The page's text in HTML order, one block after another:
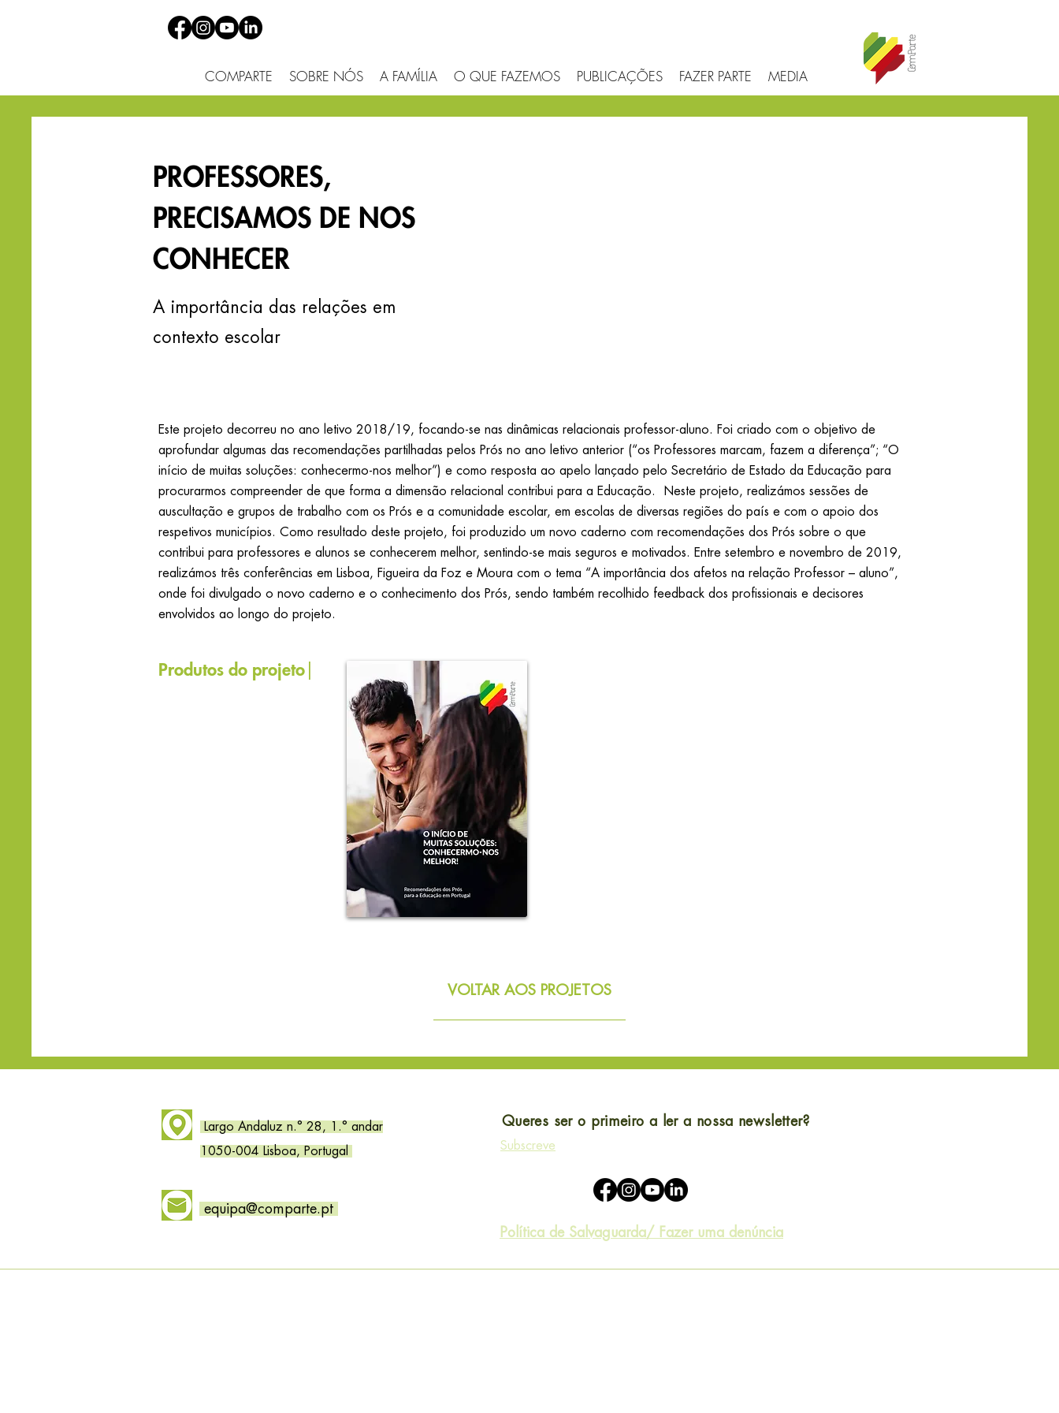
COMPARTE SOBRE NÓS A FAMÍLIA O QUE FAZEMOS PUBLICAÇÕES FAZER PARTE MEDIA
PROFESSORES,
PRECISAMOS DE NOS
CONHECER
A importância das relações em
contexto escolar
Este projeto decorreu no ano letivo 2018/19, focando-se nas dinâmicas relacionais professor-aluno. Foi criado com o objetivo de
aprofundar algumas das recomendações partilhadas pelos Prós no ano letivo anterior (“os Professores marcam, fazem a diferença”; “O
início de muitas soluções: conhecermo-nos melhor”) e como resposta ao apelo lançado pelo Secretário de Estado da Educação para
procurarmos compreender de que forma a dimensão relacional contribui para a Educação. Neste projeto, realizámos sessões de
auscultação e grupos de trabalho com os Prós e a comunidade escolar, em escolas de diversas regiões do país e com o apoio dos
respetivos municípios. Como resultado deste projeto, foi produzido um novo caderno com recomendações dos Prós sobre o que
contribui para professores e alunos se conhecerem melhor, sentindo-se mais seguros e motivados. Entre setembro e novembro de 2019,
realizámos três conferências em Lisboa, Figueira da Foz e Moura com o tema “A importância dos afetos na relação Professor – aluno”,
onde foi divulgado o novo caderno e o conhecimento dos Prós, sendo também recolhido feedback dos profissionais e decisores
envolvidos ao longo do projeto.
Produtos do projeto
VOLTAR AOS PROJETOS
Largo Andaluz n.° 28, 1.° andar
1050-004 Lisboa, Portugal
equipa@comparte.pt
Queres ser o primeiro a ler a nossa newsletter?
Subscreve
Política de Salvaguarda/ Fazer uma denúncia